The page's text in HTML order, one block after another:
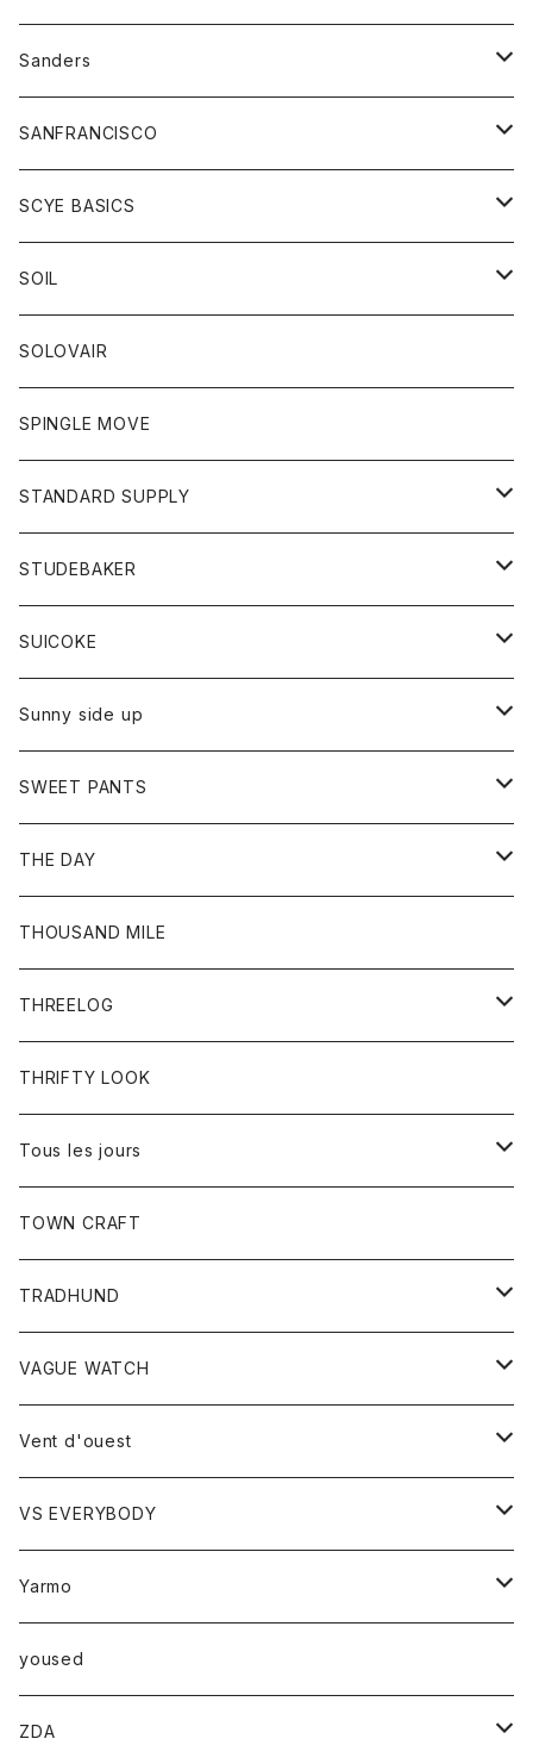
ニット
ベスト
ボトム
ワンピース
ペインターパンツ
帽子
アウター
コート
パーカー
スカート
Tシャツ
トップス
Tシャツ
トレーナー
ボトム
ショートパンツ
スカート
レディース
スカート
Tシャツ
アクセサリー
バック
Sanders
グッズ
靴
SANFRANCISCO
アウター
カーディガン
コート
グッズ
ネクタイ
グローブ
アクセサリー
トップス
カットソー
カーディガン
ボトム
ショートパンツ
パンツ
レディース
カットソー
カーディガン
ワンピース
コート
SCYE BASICS
ボトム
ジーンズ
チノパン
トップス
ポロシャツ
ベスト
靴
SOIL
靴
ワンピース
トップス
カットソー
ボトム
パンツ
オーバーオール
SOLOVAIR
SPINGLE MOVE
STANDARD SUPPLY
財布
バッグ
STUDEBAKER
アクセサリー
ブレスレット
リング
SUICOKE
ブーツ
サンダル
Sunny side up
アウター
Ｇジャン
ボトム
ジーンズ
SWEET PANTS
ボトム
ショートパンツ
THE DAY
トップス
Tシャツ
THOUSAND MILE
THREELOG
トップス
Tシャツ
THRIFTY LOOK
Tous les jours
トップス
レディース
カットソー
TOWN CRAFT
TRADHUND
セーター
ベスト
VAGUE WATCH
時計
Vent d'ouest
ボトム
スカート
トップス
ベスト
VS EVERYBODY
トップス
Ｔシャツ
Yarmo
アウター
コート
小物
yoused
ZDA